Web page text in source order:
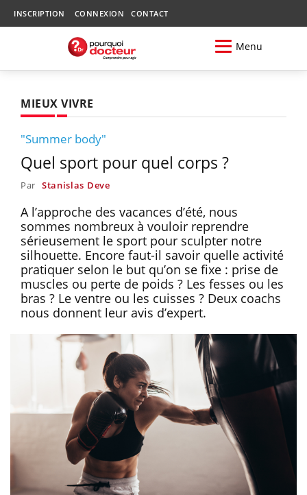
INSCRIPTION CONNEXION CONTACT
Menu
MIEUX VIVRE
"Summer body"
Quel sport pour quel corps ?
Par Stanislas Deve
A l’approche des vacances d’été, nous
sommes nombreux à vouloir reprendre
sérieusement le sport pour sculpter notre
silhouette. Encore faut-il savoir quelle activité
pratiquer selon le but qu’on se fixe : prise de
muscles ou perte de poids ? Les fesses ou les
bras ? Le ventre ou les cuisses ? Deux coachs
nous donnent leur avis d’expert.